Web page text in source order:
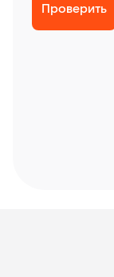
Проверить